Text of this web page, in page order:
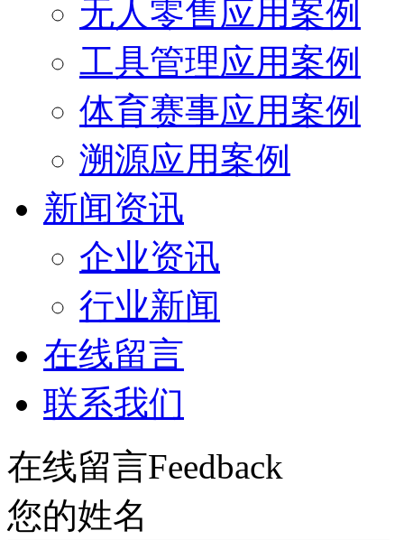
无人零售应用案例
工具管理应用案例
体育赛事应用案例
溯源应用案例
新闻资讯
企业资讯
行业新闻
在线留言
联系我们
在线留言Feedback
您的姓名